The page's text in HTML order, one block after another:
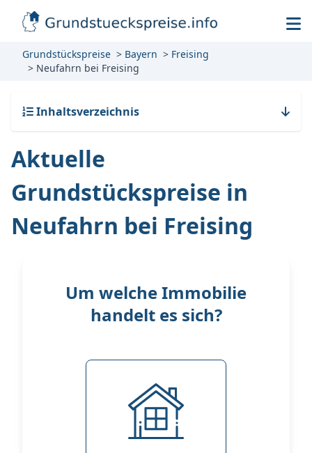
Grundstückspreise Bayern
Freising
Neufahrn bei Freising
Inhaltsverzeichnis
Aktuelle
Grundstückspreise in
Neufahrn bei Freising
Um welche Immobilie
handelt es sich?